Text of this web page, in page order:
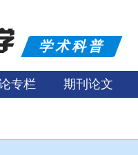
学术科普
专栏 期刊论文